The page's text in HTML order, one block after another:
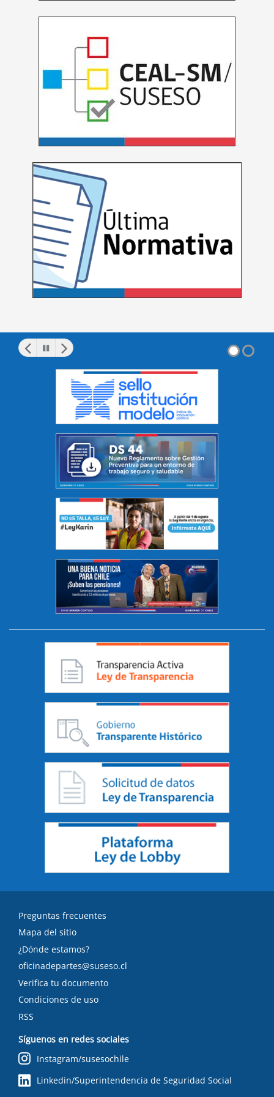
Pausar
AnteriorSiguiente
Preguntas frecuentes
Mapa del sitio
¿Dónde estamos?
oficinadepartes@suseso.cl
Verifica tu documento
Condiciones de uso
RSS
Síguenos en redes sociales
Instagram/susesochile
Linkedin/Superintendencia de Seguridad Social